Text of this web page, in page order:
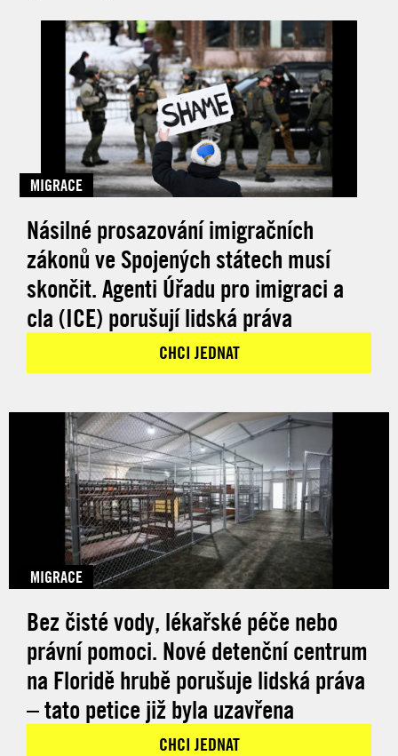
MIGRACE
Násilné prosazování imigračních
zákonů ve Spojených státech musí
skončit. Agenti Úřadu pro imigraci a
cla (ICE) porušují lidská práva
CHCI JEDNAT
MIGRACE
Bez čisté vody, lékařské péče nebo
právní pomoci. Nové detenční centrum
na Floridě hrubě porušuje lidská práva
– tato petice již byla uzavřena
CHCI JEDNAT